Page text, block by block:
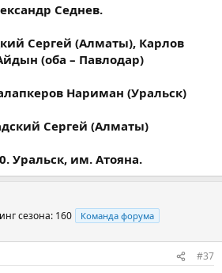
Седнев.
Сергей (Алматы), Карлов
(оба – Павлодар)
Нариман (Уральск)
Сергей (Алматы)
Уральск, им. Атояна.
сезона: 160 Команда форума
#37